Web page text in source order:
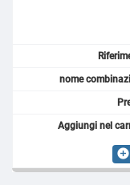
add_circle